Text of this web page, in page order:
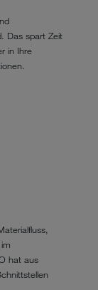
Das spart Zeit
in Ihre
hat aus